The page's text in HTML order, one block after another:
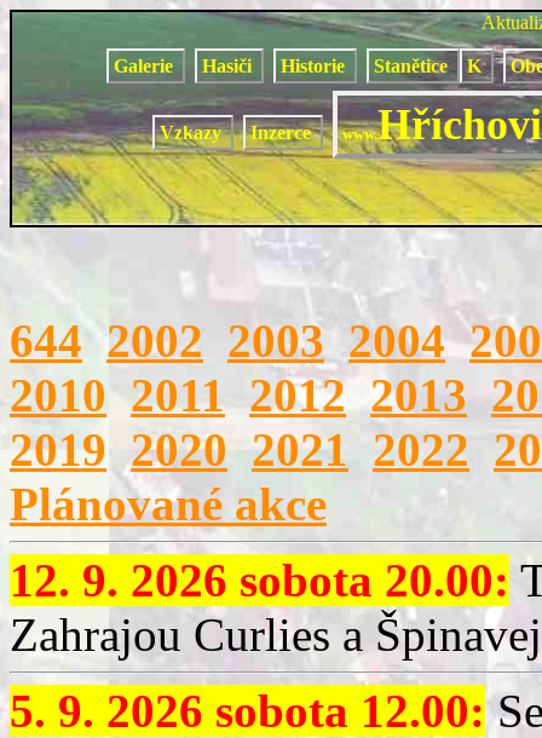
Galerie Hasiči Historie Stanětice K
Vzkazy Inzerce www.
644 2002 2003 2004
2010 2011 2012 2013
2019 2020 2021 2022
Plánované akce
12. 9. 2026 sobota 20.00:
Zahrajou Curlies a
5. 9. 2026 sobota 12.00: